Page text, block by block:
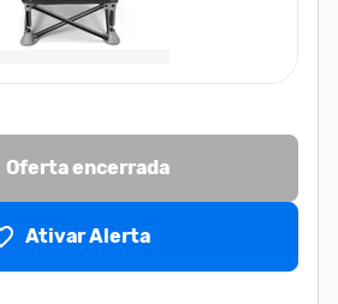
Oferta encerrada
Ativar Alerta